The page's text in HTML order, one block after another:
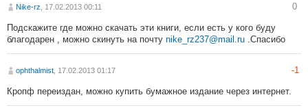
Nike-rz , 17.02.2013 00:11 0
Подскажите где можно скачать эти книги, если есть у кого буду
благодарен , можно скинуть на почту nike_rz237@mail.ru .Спасибо
ophthalmist , 17.02.2013 01:17 -1
Кропф переиздан, можно купить бумажное издание через интернет.